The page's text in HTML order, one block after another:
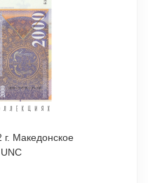
Македонское